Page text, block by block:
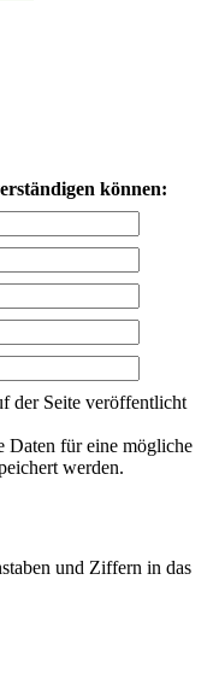
können:
der Seite veröffentlicht
Daten für eine mögliche
werden.
und Ziffern in das